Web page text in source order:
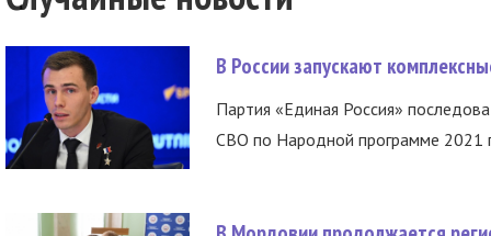
В России запускают
Партия «Единая Россия»
СВО по Народной программе 2021